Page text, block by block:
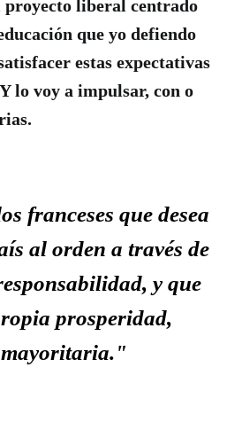
proyecto liberal centrado
que yo defiendo
estas expectativas
lo voy a impulsar, con o
franceses que desea
al orden a través de
y que
prosperidad,